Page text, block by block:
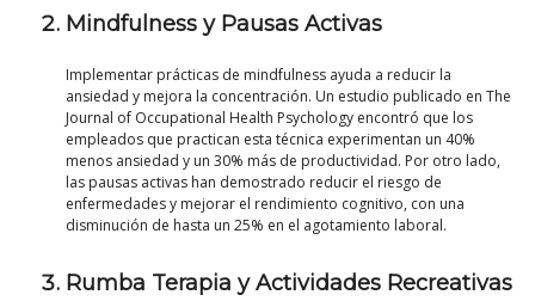
Mindfulness y Pausas Activas
Implementar prácticas de mindfulness ayuda a reducir la
ansiedad y mejora la concentración. Un estudio publicado en The
Journal of Occupational Health Psychology encontró que los
empleados que practican esta técnica experimentan un 40%
menos ansiedad y un 30% más de productividad. Por otro lado,
las pausas activas han demostrado reducir el riesgo de
enfermedades y mejorar el rendimiento cognitivo, con una
disminución de hasta un 25% en el agotamiento laboral.
Rumba Terapia y Actividades Recreativas